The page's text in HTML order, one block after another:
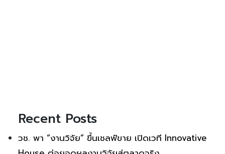
Recent Posts
วช. พา “งานวิจัย” ขึ้นเชลฟ์ขาย เปิดเวที Innovative